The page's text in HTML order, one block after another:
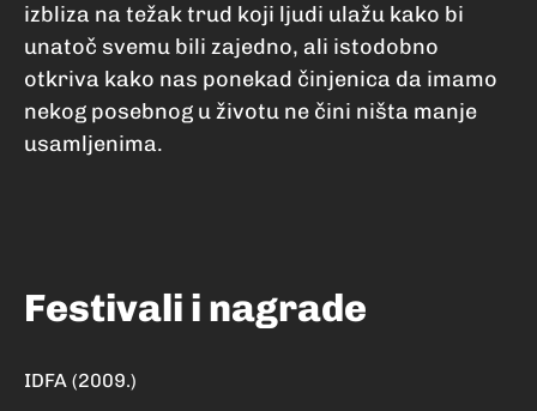
izbliza na težak trud koji ljudi ulažu kako bi
unatoč svemu bili zajedno, ali istodobno
otkriva kako nas ponekad činjenica da imamo
nekog posebnog u životu ne čini ništa manje
usamljenima.
Festivali i nagrade
IDFA (2009.)